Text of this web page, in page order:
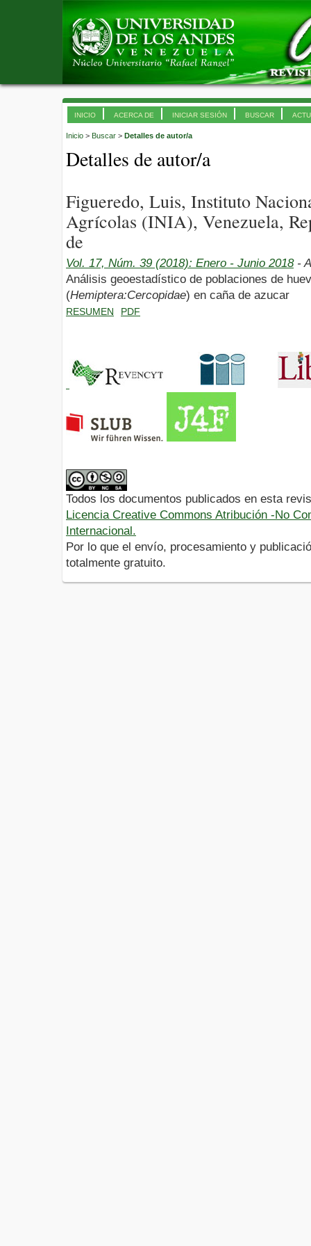
INICIO ACERCA DE INICIAR SESIÓN BUSCAR
Inicio > Buscar > Detalles de autor/a
Detalles de autor/a
Figueredo, Luis, Instituto
Agrícolas (INIA), Venezuela,
de
Vol. 17, Núm. 39 (2018): Enero - Junio 2018-
Análisis geoestadístico de poblaciones de
(Hemiptera:Cercopidae) en caña de azucar
RESUMEN PDF
Todos los documentos publicados en esta
Licencia Creative Commons Atribución -No
Internacional.
Por lo que el envío, procesamiento y
totalmente gratuito.